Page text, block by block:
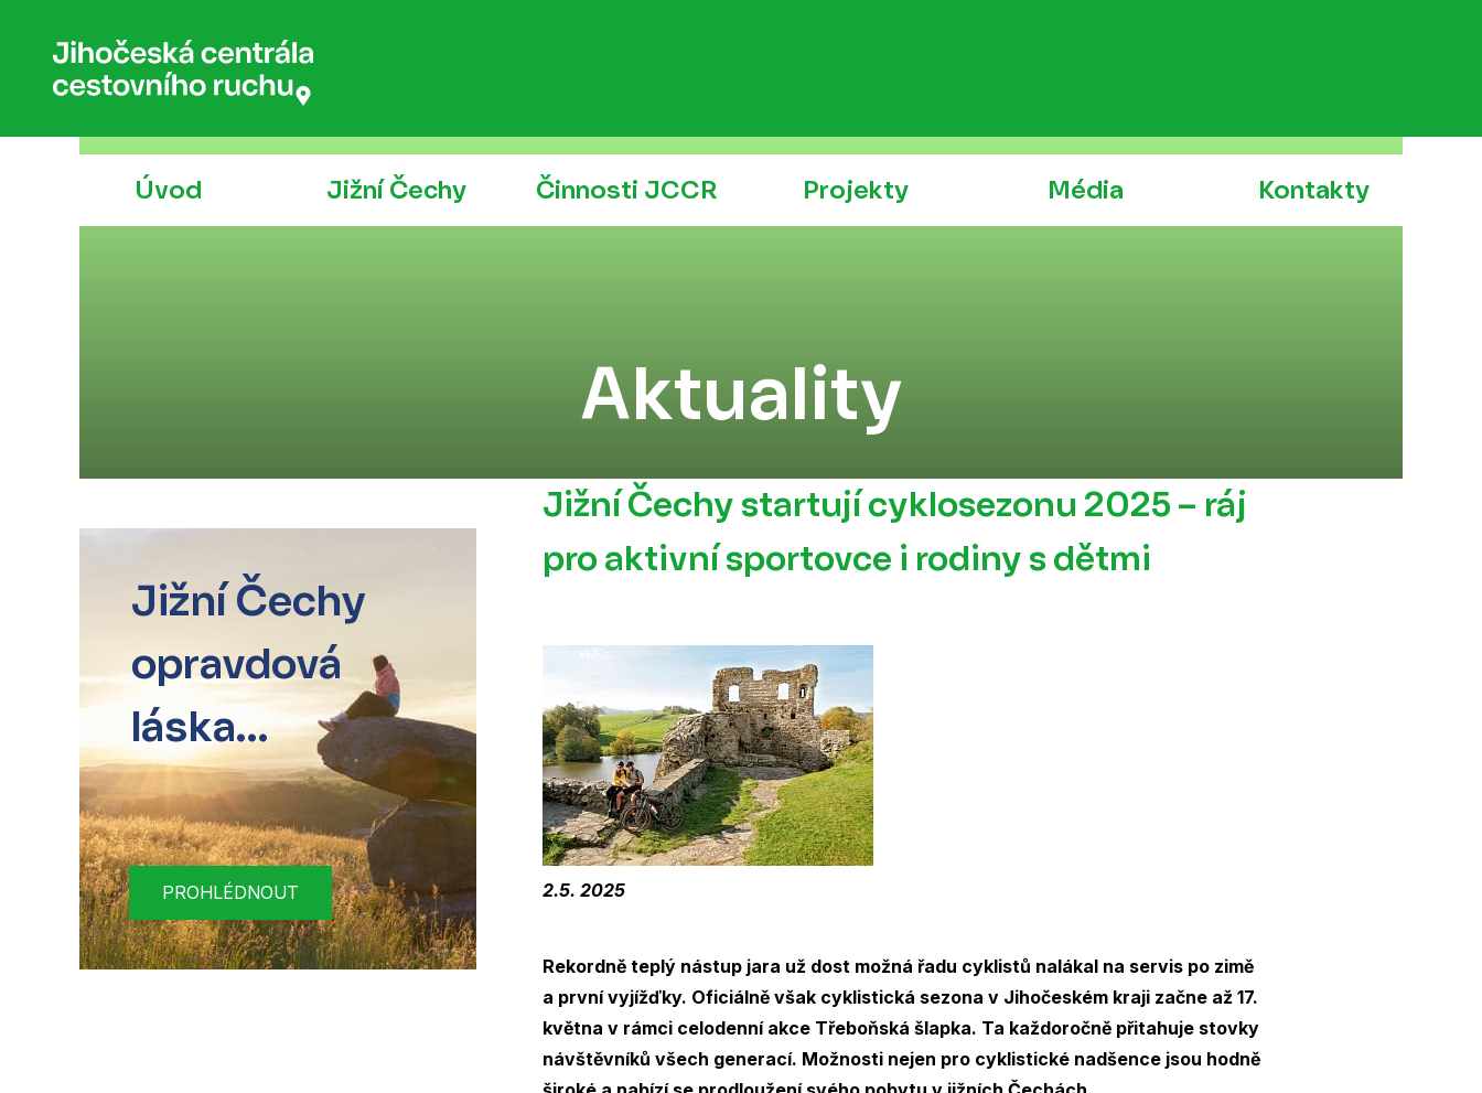
Úvod Jižní Čechy Činnosti JCCR Projekty Média Kontakty
Aktuality
Jižní Čechy
opravdová
láska...
PROHLÉDNOUT
Jižní Čechy startují cyklosezonu 2025 – ráj
pro aktivní sportovce i rodiny s dětmi
2.5. 2025
Rekordně teplý nástup jara už dost možná řadu cyklistů nalákal na servis po zimě
a první vyjížďky. Oficiálně však cyklistická sezona v Jihočeském kraji začne až 17.
května v rámci celodenní akce Třeboňská šlapka. Ta každoročně přitahuje stovky
návštěvníků všech generací. Možnosti nejen pro cyklistické nadšence jsou hodně